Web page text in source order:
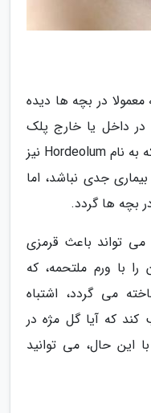
در بچه ها دیده
داخل یا خارج پلک
واقع شده است. اگرچه گل چشمی که به نام Hordeolum نیز
جدی نباشد، اما
بچه ها گردد.
تواند باعث قرمزی
با ورم ملتحمه، که
می گردد، اشتباه
که آیا گل مژه در
حال، می توانید